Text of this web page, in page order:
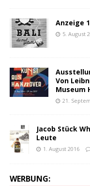
Anzeige
5. August
Von
Museum
21.
Jacob Stück
Leute
1. August 2016
WERBUNG: